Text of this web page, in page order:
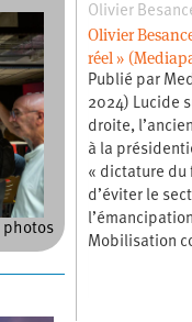
photos
Olivier
Olivier
réel »
Publié par
2024) Lucide
droite,
à la
« dictature du
d’éviter le
Mobilisation